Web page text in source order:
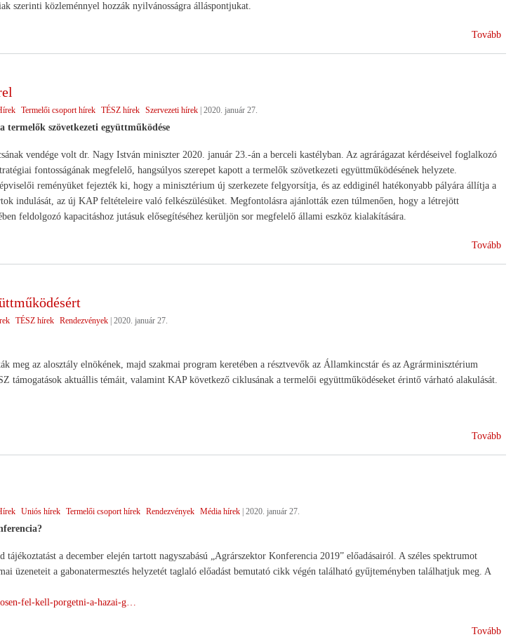
szerinti közleménnyel hozzák nyilvánosságra álláspontjukat.
Tovább
Termelői csoport hírek TÉSZ hírek Szervezeti hírek 2020. január 27.
termelők szövetkezeti együttműködése
vendége volt dr. Nagy István miniszter 2020. január 23.-án a berceli kastélyban. Az agrárágazat kérdéseivel foglalkozó
fontosságának megfelelő, hangsúlyos szerepet kapott a termelők szövetkezeti együttműködésének helyzete.
reményüket fejezték ki, hogy a minisztérium új szerkezete felgyorsítja, és az eddiginél hatékonyabb pályára állítja a
indulását, az új KAP feltételeire való felkészülésüket. Megfontolásra ajánlották ezen túlmenően, hogy a létrejött
feldolgozó kapacitáshoz jutásuk elősegítéséhez kerüljön sor megfelelő állami eszköz kialakítására.
Tovább
TÉSZ hírek Rendezvények | 2020. január 27.
meg az alosztály elnökének, majd szakmai program keretében a résztvevők az Államkincstár és az Agrárminisztérium
támogatások aktuállis témáit, valamint KAP következő ciklusának a termelői együttműködéseket érintő várható alakulását.
Tovább
Uniós hírek Termelői csoport hírek Rendezvények Média hírek 2020. január 27.
a december elején tartott nagyszabású „Agrárszektor Konferencia 2019” előadásairól. A széles spektrumot
üzeneteit a gabonatermesztés helyzetét taglaló előadást bemutató cikk végén található gyűjteményben találhatjuk meg. A
fel-kell-porgetni-a-hazai-g…
Tovább